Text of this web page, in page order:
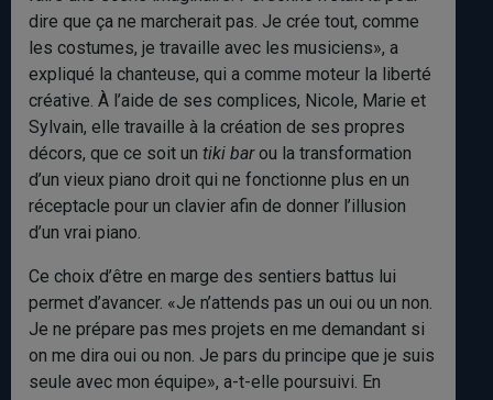
dire que ça ne marcherait pas. Je crée tout, comme
les costumes, je travaille avec les musiciens», a
expliqué la chanteuse, qui a comme moteur la liberté
créative. À l’aide de ses complices, Nicole, Marie et
Sylvain, elle travaille à la création de ses propres
décors, que ce soit un tiki barou la transformation
d’un vieux piano droit qui ne fonctionne plus en un
réceptacle pour un clavier afin de donner l’illusion
d’un vrai piano.
Ce choix d’être en marge des sentiers battus lui
permet d’avancer. «Je n’attends pas un oui ou un non.
Je ne prépare pas mes projets en me demandant si
on me dira oui ou non. Je pars du principe que je suis
seule avec mon équipe», a-t-elle poursuivi. En